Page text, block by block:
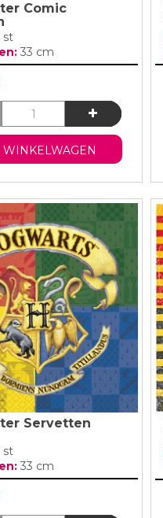
Comic
st
33 cm
WINKELWAGEN
Servetten
st
33 cm